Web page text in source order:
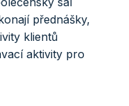
přednášky,
klientů
aktivity pro